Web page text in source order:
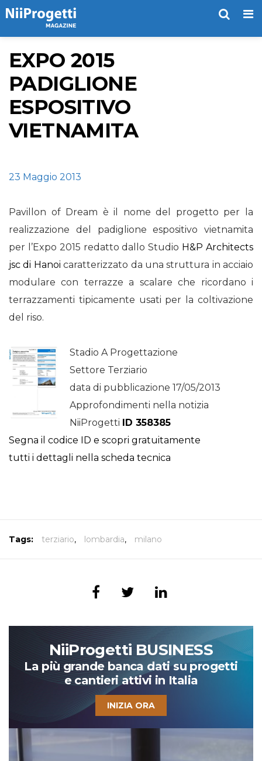
EXPO 2015
PADIGLIONE
ESPOSITIVO
VIETNAMITA
23 Maggio 2013
Pavillon of Dream è il nome del progetto per la
realizzazione del padiglione espositivo vietnamita
per l’Expo 2015 redatto dallo Studio H&P Architects
jsc di Hanoi caratterizzato da una struttura in acciaio
modulare con terrazze a scalare che ricordano i
terrazzamenti tipicamente usati per la coltivazione
del riso.
Stadio A Progettazione
Settore Terziario
data di pubblicazione 17/05/2013
Approfondimenti nella notizia
NiiProgetti ID 358385
Segna il codice ID e scopri gratuitamente
tutti i dettagli nella scheda tecnica
Tags: terziario, lombardia, milano
NiiProgetti BUSINESS
La più grande banca dati su progetti
e cantieri attivi in Italia
INIZIA ORA